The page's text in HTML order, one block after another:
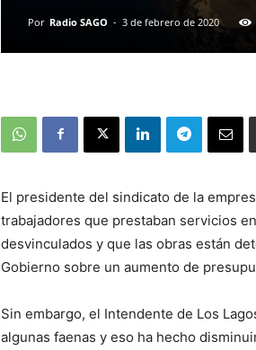
Por Radio SAGO - 3 de febrero de 2020
El presidente del sindicato de la
trabajadores que prestaban servicios
desvinculados y que las obras están
Gobierno sobre un aumento de
Sin embargo, el Intendente de Los
algunas faenas y eso ha hecho